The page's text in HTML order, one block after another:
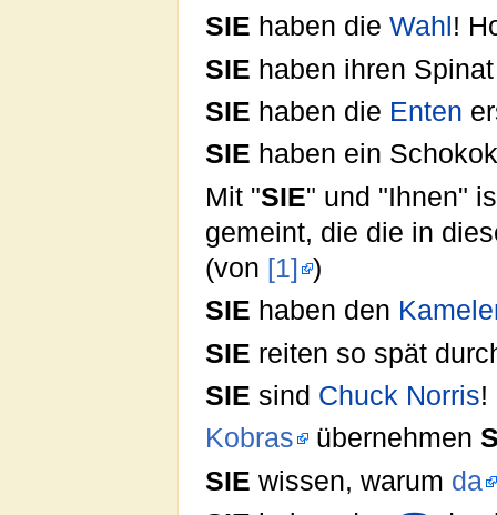
SIE haben die Wahl !
SIE haben ihren
SIE haben die Enten
SIE haben ein
Mit "SIE" und "Ihnen"
gemeint, die die in
(von [1] )
SIE haben den
SIE reiten so spät
SIE sind Chuck Norris!
Kobras
übernehmen
SIE wissen, warum da